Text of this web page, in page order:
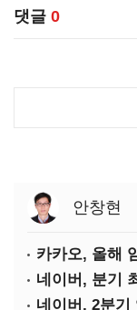
댓글 0
안창현